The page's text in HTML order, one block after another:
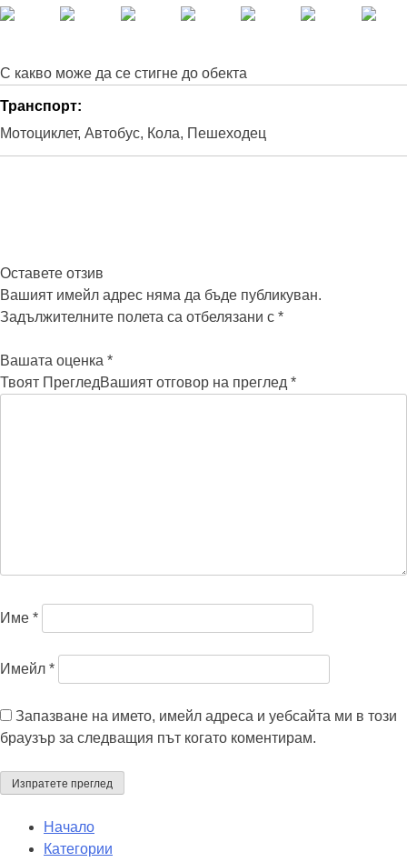
С какво може да се стигне до обекта
Транспорт
Мотоциклет Автобус Кола Пешеходец
Оставете отзив
Вашият имейл адрес няма да бъде публикуван.
Задължителните полета са отбелязани с *
Вашата оценка *
Твоят ПрегледВашият отговор на преглед *
Име *
Имейл *
Запазване на името, имейл адреса и уебсайта ми в този
браузър за следващия път когато коментирам.
Начало
Категории